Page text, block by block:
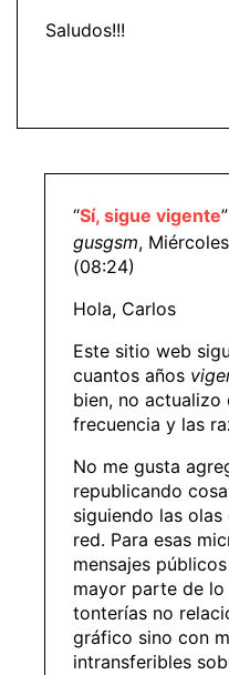
Saludos!!!
“Sí, sigue vigente”
gusgsm,
(08:24)
Hola, Carlos
Este sitio web
cuantos años
bien, no actualizo
frecuencia y las
No me gusta
republicando
siguiendo las
red. Para esas
mensajes
mayor parte de
tonterías no
gráfico sino con
intransferibles